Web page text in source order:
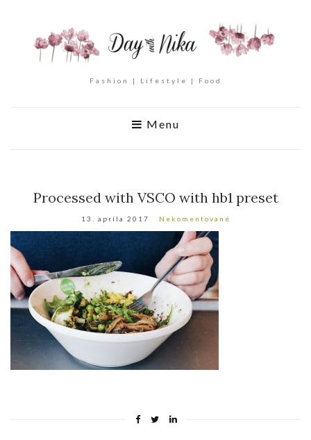
Fashion | Lifestyle | Food
Menu
Processed with VSCO with hb1 preset
13. apríla 2017 Nekomentované